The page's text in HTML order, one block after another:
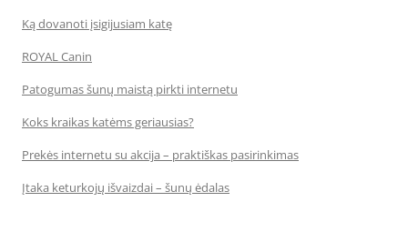
Ką dovanoti įsigijusiam katę
ROYAL Canin
Patogumas šunų maistą pirkti internetu
Koks kraikas katėms geriausias?
Prekės internetu su akcija – praktiškas pasirinkimas
Įtaka keturkojų išvaizdai – šunų ėdalas